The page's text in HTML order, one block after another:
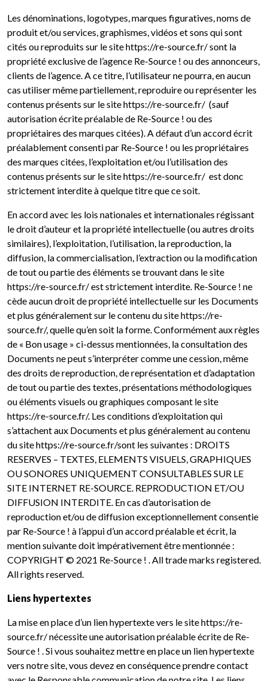
Les dénominations, logotypes, marques figuratives, noms de
produit et/ou services, graphismes, vidéos et sons qui sont
cités ou reproduits sur le site https://re-source.fr/ sont la
propriété exclusive de l’agence Re-Source ! ou des annonceurs,
clients de l’agence. A ce titre, l’utilisateur ne pourra, en aucun
cas utiliser même partiellement, reproduire ou représenter les
contenus présents sur le site https://re-source.fr/ (sauf
autorisation écrite préalable de Re-Source ! ou des
propriétaires des marques citées). A défaut d’un accord écrit
préalablement consenti par Re-Source ! ou les propriétaires
des marques citées, l’exploitation et/ou l’utilisation des
contenus présents sur le site https://re-source.fr/ est donc
strictement interdite à quelque titre que ce soit.
En accord avec les lois nationales et internationales régissant
le droit d’auteur et la propriété intellectuelle (ou autres droits
similaires), l’exploitation, l’utilisation, la reproduction, la
diffusion, la commercialisation, l’extraction ou la modification
de tout ou partie des éléments se trouvant dans le site
https://re-source.fr/ est strictement interdite. Re-Source ! ne
cède aucun droit de propriété intellectuelle sur les Documents
et plus généralement sur le contenu du site https://re-
source.fr/, quelle qu’en soit la forme. Conformément aux règles
de « Bon usage » ci-dessus mentionnées, la consultation des
Documents ne peut s’interpréter comme une cession, même
des droits de reproduction, de représentation et d’adaptation
de tout ou partie des textes, présentations méthodologiques
ou éléments visuels ou graphiques composant le site
https://re-source.fr/. Les conditions d’exploitation qui
s’attachent aux Documents et plus généralement au contenu
du site https://re-source.fr/sont les suivantes : DROITS
RESERVES – TEXTES, ELEMENTS VISUELS, GRAPHIQUES
OU SONORES UNIQUEMENT CONSULTABLES SUR LE
SITE INTERNET RE-SOURCE. REPRODUCTION ET/OU
DIFFUSION INTERDITE. En cas d’autorisation de
reproduction et/ou de diffusion exceptionnellement consentie
par Re-Source ! à l’appui d’un accord préalable et écrit, la
mention suivante doit impérativement être mentionnée :
COPYRIGHT © 2021 Re-Source ! . All trade marks registered.
All rights reserved.
Liens hypertextes
La mise en place d’un lien hypertexte vers le site https://re-
source.fr/ nécessite une autorisation préalable écrite de Re-
Source ! . Si vous souhaitez mettre en place un lien hypertexte
vers notre site, vous devez en conséquence prendre contact